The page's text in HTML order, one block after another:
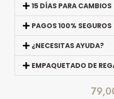
15 DÍAS PARA CAMBIOS
PAGOS 100% SEGUROS
¿NECESITAS AYUDA?
EMPAQUETADO DE